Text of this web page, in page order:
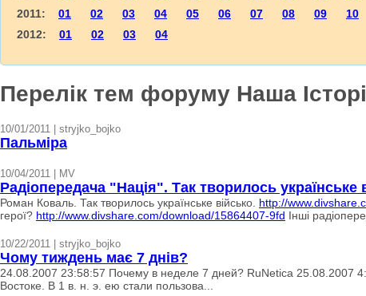
2011: 01 02 03 04 05 06 07 08 09 10
2012: 01 02 03 04
Перелік тем форуму Наша
10/01/2011 | stryjko_bojko
Пальміра
10/04/2011 | MV
Радіопередача "Нація". Так творилось українське
Роман Коваль. Так творилось українське військо. http://
герої? http://www.divshare.com/download/15864407-9fd Інші
10/22/2011 | stryjko_bojko
Чому тиждень має 7 днів?
24.08.2007 23:58:57 Почему в неделе 7 дней? RuNetica 25.08.2007
Востоке. В 1 в. н. э. ею стали пользова...